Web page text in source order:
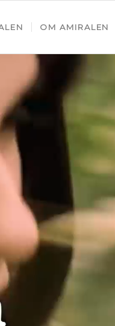
OM AMIRALEN